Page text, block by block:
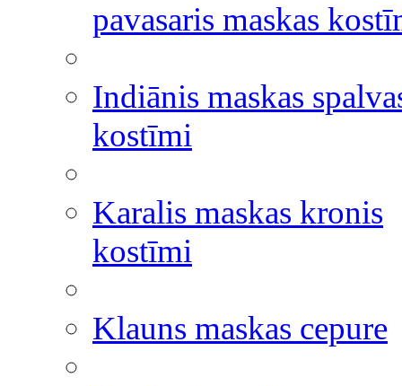
pavasaris maskas
Indiānis maskas
kostīmi
Karalis maskas kronis
kostīmi
Klauns maskas cepure